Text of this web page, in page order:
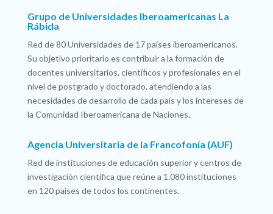
Grupo de Universidades Iberoamericanas La
Rábida
Red de 80 Universidades de 17 países iberoamericanos.
Su objetivo prioritario es contribuir a la formación de
docentes universitarios, científicos y profesionales en el
nivel de postgrado y doctorado, atendiendo a las
necesidades de desarrollo de cada país y los intereses de
la Comunidad Iberoamericana de Naciones.
Agencia Universitaria de la Francofonía (AUF)
Red de instituciones de educación superior y centros de
investigación científica que reúne a 1.080 instituciones
en 120 países de todos los continentes.